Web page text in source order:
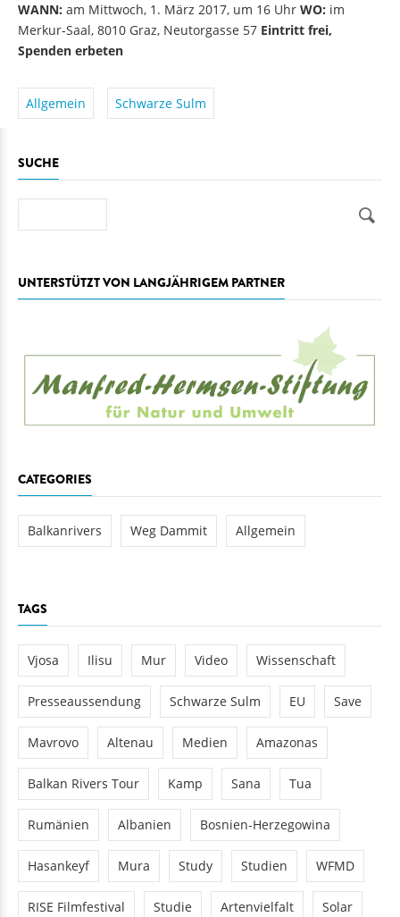
WANN: am Mittwoch, 1. März 2017, um 16 Uhr WO: im
Merkur-Saal, 8010 Graz, Neutorgasse 57 Eintritt frei,
Spenden erbeten
Allgemein Schwarze Sulm
SUCHE
UNTERSTÜTZT VON LANGJÄHRIGEM PARTNER
CATEGORIES
Balkanrivers Weg Dammit Allgemein
TAGS
Vjosa Ilisu Mur Video Wissenschaft
Presseaussendung Schwarze Sulm EU Save
Mavrovo Altenau Medien Amazonas
Balkan Rivers Tour Kamp Sana Tua
Rumänien Albanien Bosnien-Herzegowina
Hasankeyf Mura Study Studien WFMD
RISE Filmfestival Studie Artenvielfalt Solar